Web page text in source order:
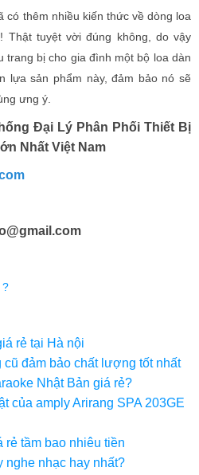
có thêm nhiều kiến thức về dòng loa
Thật tuyệt vời đúng không, do vậy
trang bị cho gia đình một bộ loa dàn
lựa sản phẩm này, đảm bảo nó sẽ
ưng ý.
Đại Lý Phân Phối Thiết Bị
Nhất Việt Nam
?
rẻ tại Hà nội
cũ đảm bảo chất lượng tốt nhất
Nhật Bản giá rẻ?
của amply Arirang SPA 203GE
tầm bao nhiêu tiền
nghe nhạc hay nhất?